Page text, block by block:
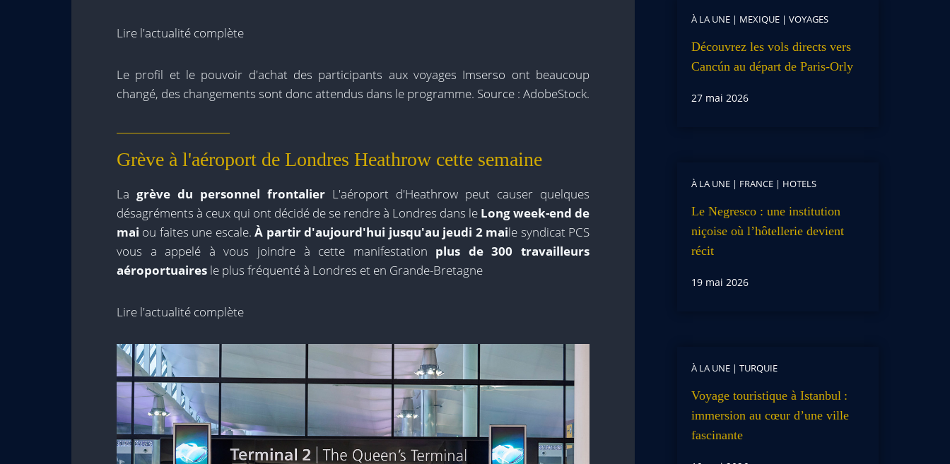
Lire l'actualité complète
Le profil et le pouvoir d'achat des participants aux voyages Imserso ont beaucoup
changé, des changements sont donc attendus dans le programme. Source : AdobeStock.
Grève à l'aéroport de Londres Heathrow cette semaine
La grève du personnel frontalier L'aéroport d'Heathrow peut causer quelques
désagréments à ceux qui ont décidé de se rendre à Londres dans le Long week-end de
mai ou faites une escale.À partir d'aujourd'hui jusqu'au jeudi 2 maile syndicat PCS
vous a appelé à vous joindre à cette manifestation plus de 300 travailleurs
aéroportuaires le plus fréquenté à Londres et en Grande-Bretagne
Lire l'actualité complète
À LA UNE| MEXIQUE| VOYAGES
Découvrez les vols directs vers
Cancún au départ de Paris-Orly
27 mai 2026
À LA UNE| FRANCE| HOTELS
Le Negresco : une institution
niçoise où l’hôtellerie devient
récit
19 mai 2026
À LA UNE| TURQUIE
Voyage touristique à Istanbul :
immersion au cœur d’une ville
fascinante